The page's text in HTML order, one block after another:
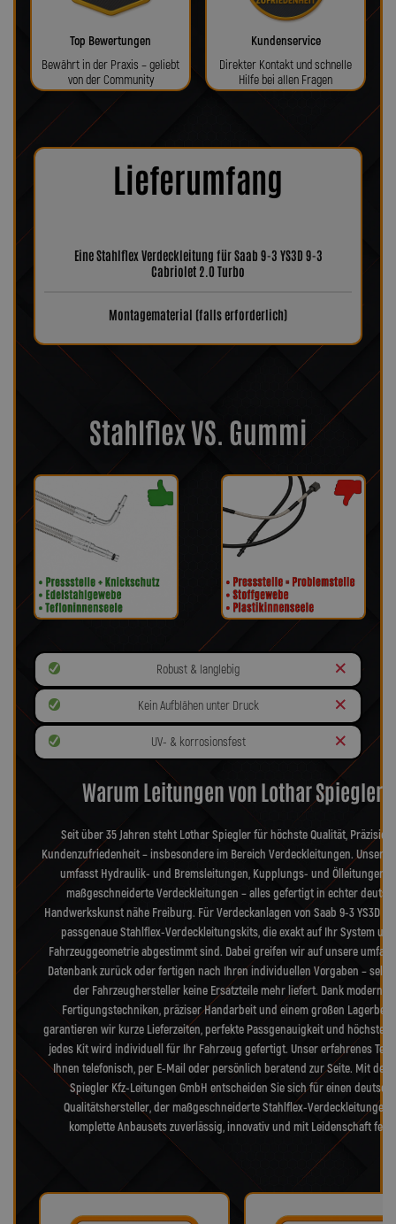
Top Bewertungen
Bewährt in der Praxis – geliebt
von der Community
Kundenservice
Direkter Kontakt und schnelle
Hilfe bei allen Fragen
Lieferumfang
Eine Stahlflex Verdeckleitung für Saab 9-3 YS3D 9-3
Cabriolet 2.0 Turbo
Montagematerial (falls erforderlich)
Stahlflex VS. Gummi
Robust & langlebig
Kein Aufblähen unter Druck
UV- & korrosionsfest
Warum Leitungen von Lothar Spiegler?
Seit über 35 Jahren steht Lothar Spiegler für höchste Qualität, Präzision
Kundenzufriedenheit – insbesondere im Bereich Verdeckleitungen. Unser
umfasst Hydraulik- und Bremsleitungen, Kupplungs- und Ölleitungen
maßgeschneiderte Verdeckleitungen – alles gefertigt in echter
Handwerkskunst nähe Freiburg. Für Verdeckanlagen von Saab 9-3 YS3D
passgenaue Stahlflex-Verdeckleitungskits, die exakt auf Ihr System
Fahrzeuggeometrie abgestimmt sind. Dabei greifen wir auf unsere
Datenbank zurück oder fertigen nach Ihren individuellen Vorgaben –
der Fahrzeughersteller keine Ersatzteile mehr liefert. Dank
Fertigungstechniken, präziser Handarbeit und einem großen
garantieren wir kurze Lieferzeiten, perfekte Passgenauigkeit und höchste
jedes Kit wird individuell für Ihr Fahrzeug gefertigt. Unser erfahrenes
Ihnen telefonisch, per E-Mail oder persönlich beratend zur Seite. Mit der
Spiegler Kfz-Leitungen GmbH entscheiden Sie sich für einen
Qualitätshersteller, der maßgeschneiderte Stahlflex-Verdeckleitungen
komplette Anbausets zuverlässig, innovativ und mit Leidenschaft